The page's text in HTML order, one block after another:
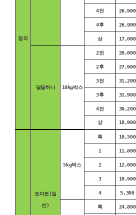
참외
4전 26,900
4후 26,900
상 17,000
달달하니 10kg박스
2전 20,000
2후 27,900
3전 31,200
3후 31,900
4전 30,200
상 18,900
토마토(일
반)
5kg박스
특 10,500
1 11,600
2 12,000
3 10,900
4 5,300
특 24,800